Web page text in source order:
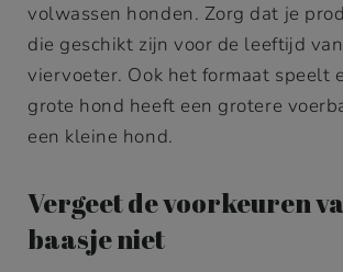
volwassen honden. Zorg dat je
die geschikt zijn voor de leeftijd
viervoeter. Ook het formaat speelt
grote hond heeft een grotere
een kleine hond.
Vergeet de voorkeuren
baasje niet